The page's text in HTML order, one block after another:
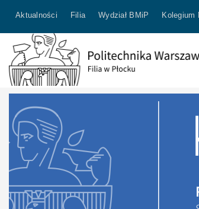
Aktualności Filia Wydział BMiP Kolegium